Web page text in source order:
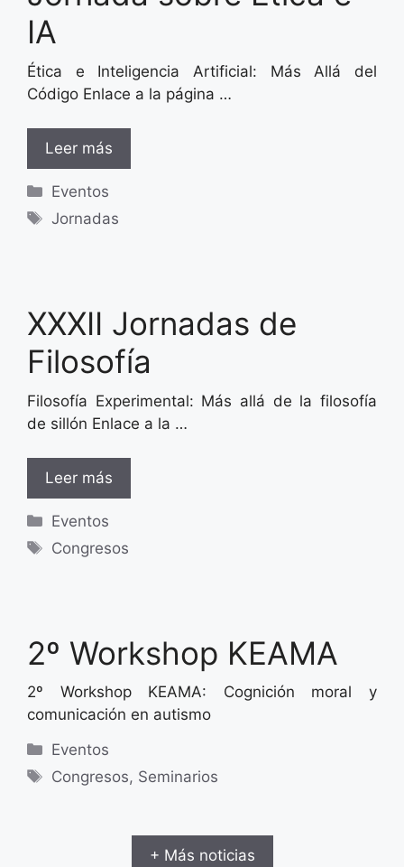
IA
Ética e Inteligencia Artificial: Más Allá del
Código Enlace a la página …
Leer más
Categorías
Eventos
Etiquetas
Jornadas
XXXII Jornadas de
Filosofía
Filosofía Experimental: Más allá de la filosofía
de sillón Enlace a la …
Leer más
Categorías
Eventos
Etiquetas
Congresos
2º Workshop KEAMA
2º Workshop KEAMA: Cognición moral y
comunicación en autismo
Categorías
Eventos
Etiquetas
Congresos, Seminarios
+ Más noticias